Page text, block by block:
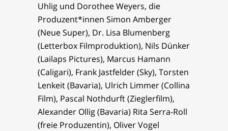
Uhlig und Dorothee Weyers, die
Produzent*innen Simon Amberger
(Neue Super), Dr. Lisa Blumenberg
(Letterbox Filmproduktion), Nils Dünker
(Lailaps Pictures), Marcus Hamann
(Caligari), Frank Jastfelder (Sky), Torsten
Lenkeit (Bavaria), Ulrich Limmer (Collina
Film), Pascal Nothdurft (Zieglerfilm),
Alexander Ollig (Bavaria) Rita Serra-Roll
(freie Produzentin), Oliver Vogel